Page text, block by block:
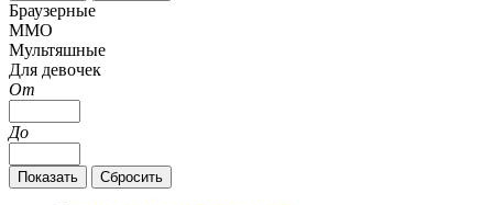
Браузерные
MMO
Мультяшные
Для девочек
От
До